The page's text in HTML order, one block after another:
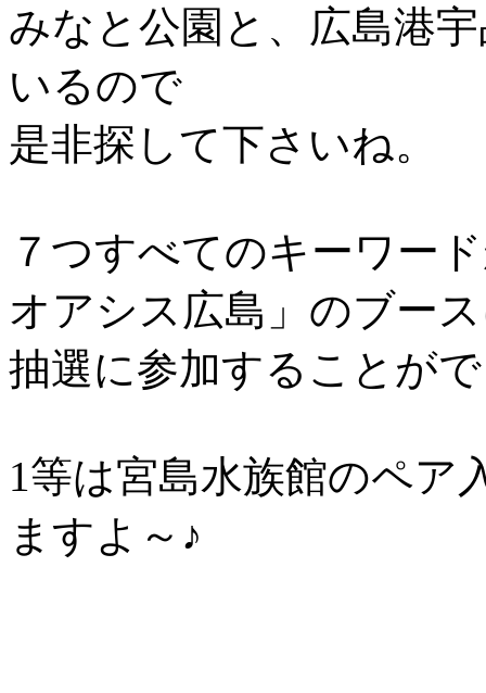
みなと公園と、広島港
いるので
是非探して下さいね。
７つすべてのキーワー
オアシス広島」のブー
抽選に参加することが
1等は宮島水族館のペア
ますよ～♪